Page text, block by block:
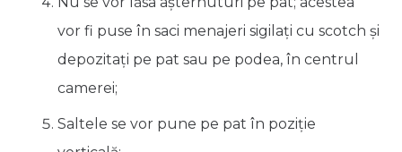
vor fi puse în saci menajeri sigilați cu scotch și
depozitați pe pat sau pe podea, în centrul
camerei;
Saltele se vor pune pe pat în poziție